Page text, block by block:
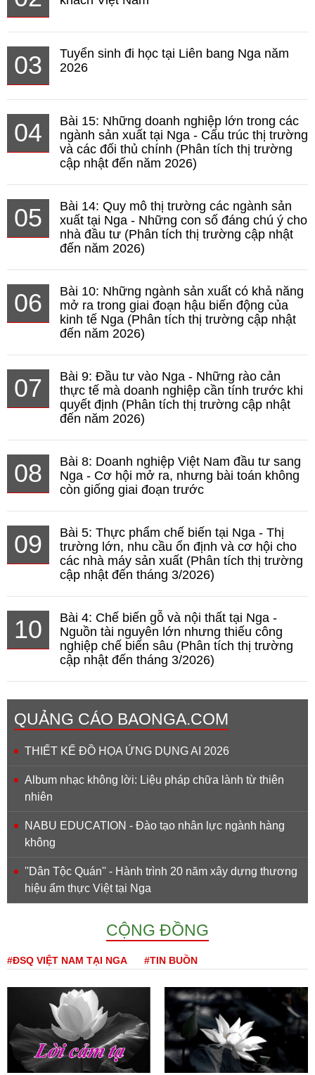
03
Tuyển sinh đi học tại Liên bang Nga năm
2026
04
Bài 15: Những doanh nghiệp lớn trong các
ngành sản xuất tại Nga - Cấu trúc thị trường
và các đối thủ chính (Phân tích thị trường
cập nhật đến năm 2026)
05
Bài 14: Quy mô thị trường các ngành sản
xuất tại Nga - Những con số đáng chú ý cho
nhà đầu tư (Phân tích thị trường cập nhật
đến năm 2026)
06
Bài 10: Những ngành sản xuất có khả năng
mở ra trong giai đoạn hậu biến động của
kinh tế Nga (Phân tích thị trường cập nhật
đến năm 2026)
07
Bài 9: Đầu tư vào Nga - Những rào cản
thực tế mà doanh nghiệp cần tính trước khi
quyết định (Phân tích thị trường cập nhật
đến năm 2026)
08
Bài 8: Doanh nghiệp Việt Nam đầu tư sang
Nga - Cơ hội mở ra, nhưng bài toán không
còn giống giai đoạn trước
09
Bài 5: Thực phẩm chế biến tại Nga - Thị
trường lớn, nhu cầu ổn định và cơ hội cho
các nhà máy sản xuất (Phân tích thị trường
cập nhật đến tháng 3/2026)
10
Bài 4: Chế biến gỗ và nội thất tại Nga -
Nguồn tài nguyên lớn nhưng thiếu công
nghiệp chế biến sâu (Phân tích thị trường
cập nhật đến tháng 3/2026)
QUẢNG CÁO BAONGA.COM
THIẾT KẾ ĐỒ HỌA ỨNG DỤNG AI 2026
Album nhạc không lời: Liệu pháp chữa lành từ thiên
nhiên
NABU EDUCATION - Đào tạo nhân lực ngành hàng
không
''Dân Tộc Quán'' - Hành trình 20 năm xây dựng thương
hiệu ẩm thực Việt tại Nga
CỘNG ĐỒNG
#ĐSQ VIỆT NAM TẠI NGA #TIN BUỒN